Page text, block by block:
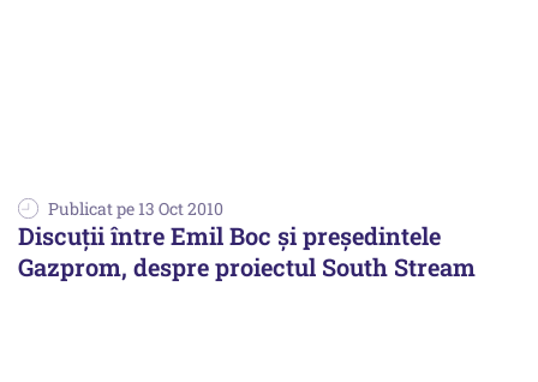
Publicat pe 13 Oct 2010
Discuţii între Emil Boc şi preşedintele
Gazprom, despre proiectul South Stream